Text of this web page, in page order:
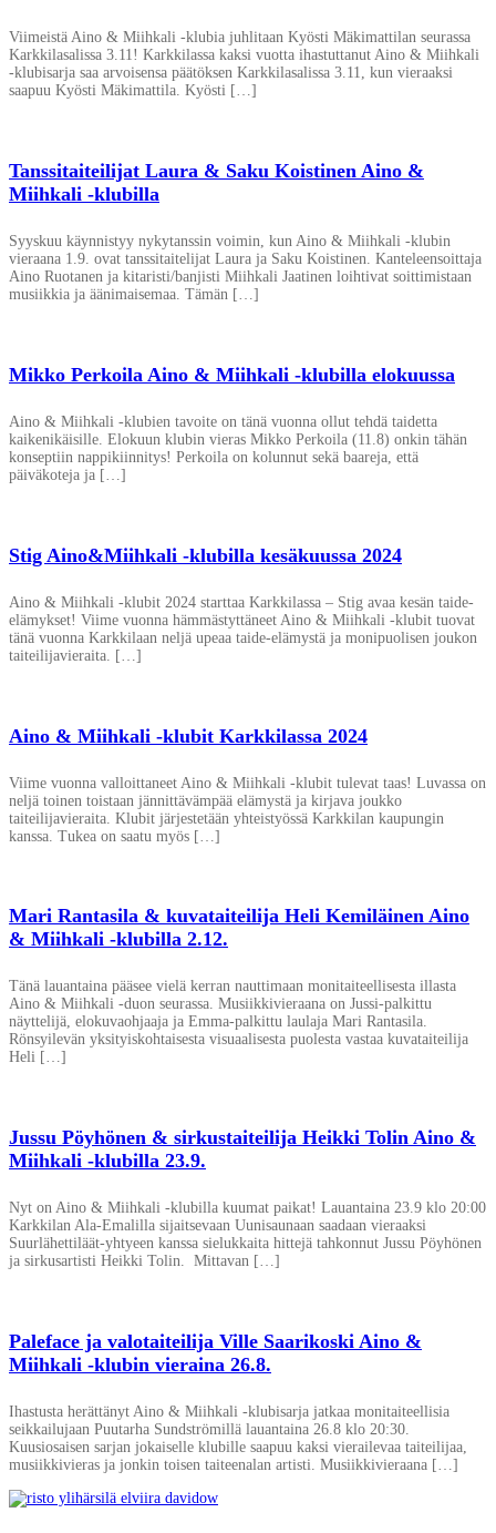
Viimeistä Aino & Miihkali -klubia juhlitaan Kyösti Mäkimattilan seurassa
Karkkilasalissa 3.11! Karkkilassa kaksi vuotta ihastuttanut Aino & Miihkali
-klubisarja saa arvoisensa päätöksen Karkkilasalissa 3.11, kun vieraaksi
saapuu Kyösti Mäkimattila. Kyösti […]
Tanssitaiteilijat Laura & Saku Koistinen Aino &
Miihkali -klubilla
Syyskuu käynnistyy nykytanssin voimin, kun Aino & Miihkali -klubin
vieraana 1.9. ovat tanssitaitelijat Laura ja Saku Koistinen. Kanteleensoittaja
Aino Ruotanen ja kitaristi/banjisti Miihkali Jaatinen loihtivat soittimistaan
musiikkia ja äänimaisemaa. Tämän […]
Mikko Perkoila Aino & Miihkali -klubilla elokuussa
Aino & Miihkali -klubien tavoite on tänä vuonna ollut tehdä taidetta
kaikenikäisille. Elokuun klubin vieras Mikko Perkoila (11.8) onkin tähän
konseptiin nappikiinnitys! Perkoila on kolunnut sekä baareja, että
päiväkoteja ja […]
Stig Aino&Miihkali -klubilla kesäkuussa 2024
Aino & Miihkali -klubit 2024 starttaa Karkkilassa – Stig avaa kesän taide-
elämykset! Viime vuonna hämmästyttäneet Aino & Miihkali -klubit tuovat
tänä vuonna Karkkilaan neljä upeaa taide-elämystä ja monipuolisen joukon
taiteilijavieraita. […]
Aino & Miihkali -klubit Karkkilassa 2024
Viime vuonna valloittaneet Aino & Miihkali -klubit tulevat taas! Luvassa on
neljä toinen toistaan jännittävämpää elämystä ja kirjava joukko
taiteilijavieraita. Klubit järjestetään yhteistyössä Karkkilan kaupungin
kanssa. Tukea on saatu myös […]
Mari Rantasila & kuvataiteilija Heli Kemiläinen Aino
& Miihkali -klubilla 2.12.
Tänä lauantaina pääsee vielä kerran nauttimaan monitaiteellisesta illasta
Aino & Miihkali -duon seurassa. Musiikkivieraana on Jussi-palkittu
näyttelijä, elokuvaohjaaja ja Emma-palkittu laulaja Mari Rantasila.
Rönsyilevän yksityiskohtaisesta visuaalisesta puolesta vastaa kuvataiteilija
Heli […]
Jussu Pöyhönen & sirkustaiteilija Heikki Tolin Aino &
Miihkali -klubilla 23.9.
Nyt on Aino & Miihkali -klubilla kuumat paikat! Lauantaina 23.9 klo 20:00
Karkkilan Ala-Emalilla sijaitsevaan Uunisaunaan saadaan vieraaksi
Suurlähettiläät-yhtyeen kanssa sielukkaita hittejä tahkonnut Jussu Pöyhönen
ja sirkusartisti Heikki Tolin. Mittavan […]
Paleface ja valotaiteilija Ville Saarikoski Aino &
Miihkali -klubin vieraina 26.8.
Ihastusta herättänyt Aino & Miihkali -klubisarja jatkaa monitaiteellisia
seikkailujaan Puutarha Sundströmillä lauantaina 26.8 klo 20:30.
Kuusiosaisen sarjan jokaiselle klubille saapuu kaksi vierailevaa taiteilijaa,
musiikkivieras ja jonkin toisen taiteenalan artisti. Musiikkivieraana […]